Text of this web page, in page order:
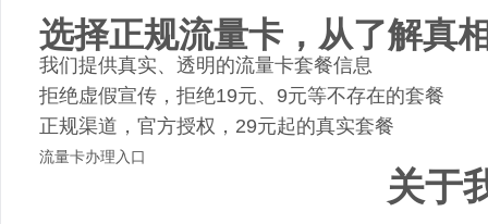
选择正规流量卡，从了解真
我们提供真实、透明的流量卡套餐信息
拒绝虚假宣传，拒绝19元、9元等不存在的套餐
正规渠道，官方授权，29元起的真实套餐
流量卡办理入口
关于